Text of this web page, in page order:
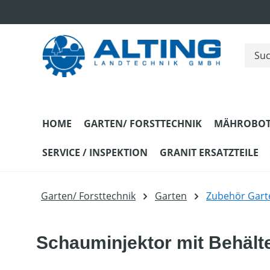
HOME GARTEN/ FORSTTECHNIK
SERVICE / INSPEKTION GRANIT ERSATZTEILE
Garten/ Forsttechnik Garten Zubehör
Schauminjektor mit